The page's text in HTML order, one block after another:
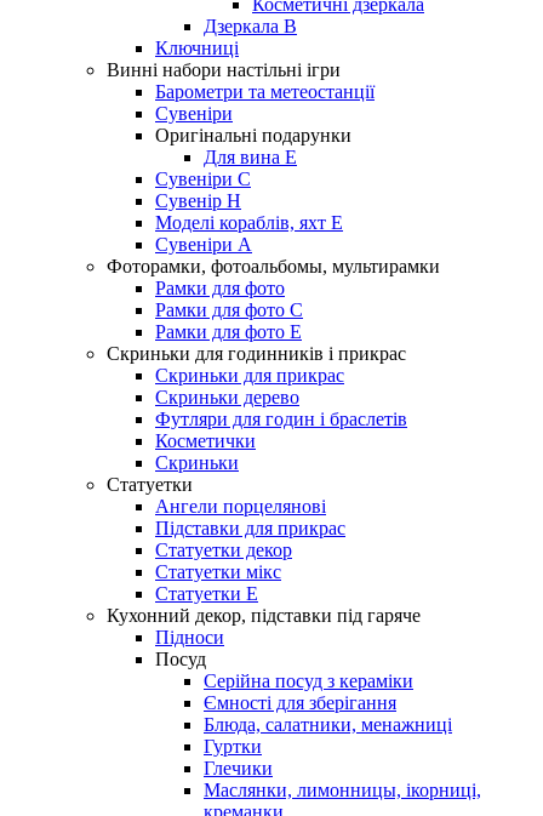
Дзеркала В
Ключниці
Винні набори настільні ігри
Барометри та метеостанції
Сувеніри
Оригінальні подарунки
Для вина Е
Сувеніри С
Сувенір Н
Моделі кораблів, яхт Е
Сувеніри А
Фоторамки, фотоальбомы, мультирамки
Рамки для фото
Рамки для фото С
Рамки для фото Е
Скриньки для годинників і прикрас
Скриньки для прикрас
Скриньки дерево
Футляри для годин і браслетів
Косметички
Скриньки
Статуетки
Ангели порцелянові
Підставки для прикрас
Статуетки декор
Статуетки мікс
Статуетки Е
Кухонний декор, підставки під гаряче
Підноси
Посуд
Серійна посуд з кераміки
Ємності для зберігання
Блюда, салатники, менажниці
Гуртки
Глечики
Маслянки, лимонницы, ікорниці,
креманки